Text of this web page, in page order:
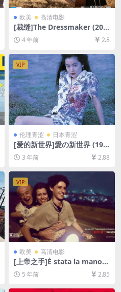
欧美 高清电影
[裁缝]The Dressmaker (201
5)[百度网盘+迅雷云盘资源10
80P超清未删减][MP4/7.5GB]
[中英字幕]
4 年前 2.8
VIP
伦理青涩 日本青涩
[爱的新世界]愛の新世界 (199
4)[百度网盘+夸克网盘+迅雷云
盘资源1080P超清未删减][MP
件+防和谐压缩包（含解压密
码）】
3 年前 2.88
VIP
欧美 高清电影
[上帝之手]È stata la mano d
i Dio (2021)[百度网盘+迅雷云
盘资源1080P超清未删减][MP
4/8.3GB][原声中字]
5 年前 2.85